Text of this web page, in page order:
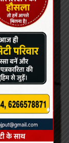
चौपाल में सुनीं